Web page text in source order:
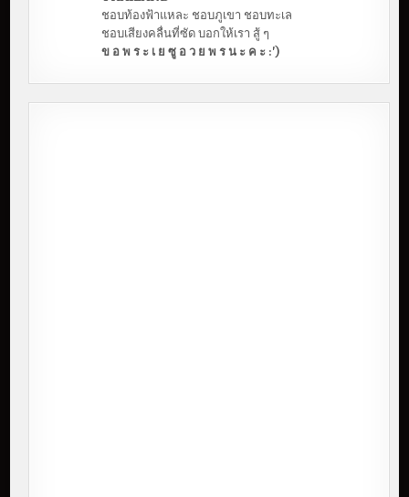
ชอบท้องฟ้าแหละ ชอบภูเขา ชอบทะเล
ชอบเสียงคลื่นที่ซัด บอกให้เรา สู้ ๆ
ข อ พ ร ะ เ ย ซู อ ว ย พ ร น ะ ค ะ :')